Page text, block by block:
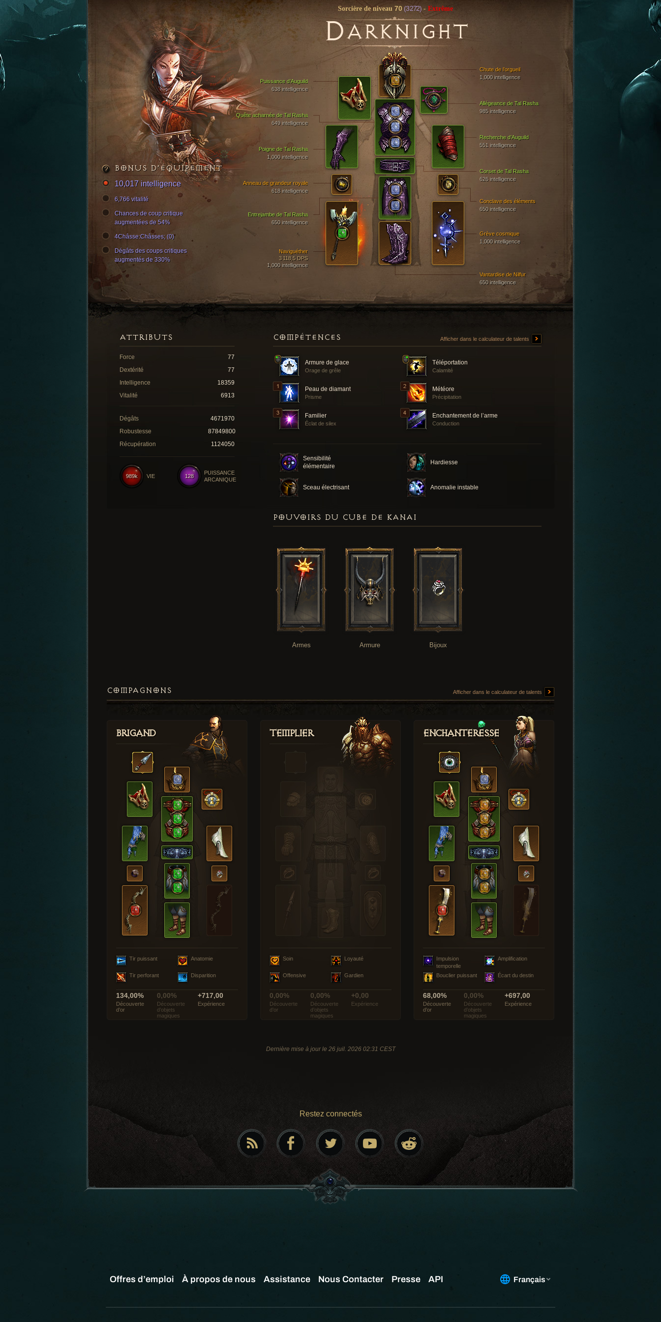
Sorcière de niveau70 (3 272) - Extrême
DARKNIGHT
Chute de l’orgueil
1,000 intelligence
Quête acharnée de Tal Rasha
649 intelligence
Vantardise de Nilfur
650 intelligence
Poigne de Tal Rasha
1,000 intelligence
Puissance d’Auguild
638 intelligence
Entrejambe de Tal Rasha
650 intelligence
Recherche d’Auguild
551 intelligence
Naviguéther
3 118,5 DPS
1,000 intelligence
Grève cosmique
1,000 intelligence
Corset de Tal Rasha
626 intelligence
Conclave des éléments
650 intelligence
Anneau de grandeur royale
618 intelligence
Allégeance de Tal Rasha
985 intelligence
BONUS D’ÉQUIPEMENT
10,017 intelligence
6,766 vitalité
Chances de coup critique
augmentées de 54%
4Châsse:Châsses; (0)
Dégâts des coups critiques
augmentés de 330%
COMPÉTENCES Afficher dans le calculateur de talents
Armure de glace
Orage de grêle
Téléportation
Calamité
Peau de diamant
Prisme
Météore
Précipitation
Familier
Éclat de silex
Enchantement de l’arme
Conduction
Sensibilité
élémentaire
Hardiesse
Sceau électrisant Anomalie instable
ATTRIBUTS
Force
77
Dextérité
77
Intelligence
18359
Vitalité
6913
Dégâts
4671970
Robustesse
87849800
Récupération
1124050
128
PUISSANCE
ARCANIQUE
989k VIE
POUVOIRS DU CUBE DE KANAI
Armes Armure Bijoux
COMPAGNONS Afficher dans le calculateur de talents
Brigand
Tir puissant Anatomie
Tir perforant Disparition
134,00%
Découverte
d’or
0,00%
Découverte
d’objets
magiques
+717,00
Expérience
Templier
Soin Loyauté
Offensive Gardien
0,00%
Découverte
d’or
0,00%
Découverte
d’objets
magiques
+0,00
Expérience
Enchanteresse
Impulsion
temporelle
Amplification
Bouclier puissant Écart du destin
68,00%
Découverte
d’or
0,00%
Découverte
d’objets
magiques
+697,00
Expérience
Dernière mise à jour le 26 juil. 2026 02:31 CEST
Restez connectés